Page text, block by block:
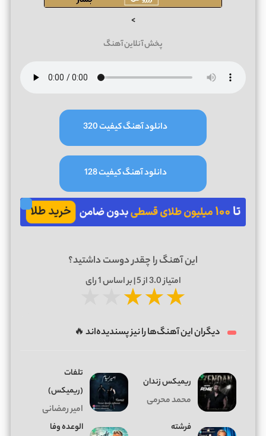
>
پخش آنلاین آهنگ
دانلود آهنگ کیفیت 320
دانلود آهنگ کیفیت 128
این آهنگ را چقدر دوست داشتید؟
امتیاز3.0از 5 | بر اساس 1رای
★★★
دیگران این آهنگ‌ها را نیز پسندیده‌اند 🔥
ریمیکس زندان
محمد محرمی
تلفات
(ریمیکس)
امیر رمضانی
فرشته
الوعده وفا